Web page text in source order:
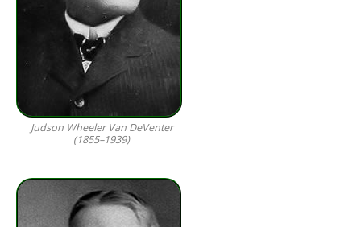
Judson Wheeler Van DeVenter
(1855–1939)